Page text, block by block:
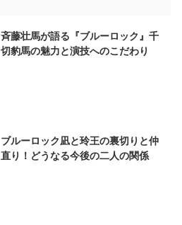
斉藤壮馬が語る『ブルーロック』千
切豹馬の魅力と演技へのこだわり
ブルーロック凪と玲王の裏切りと仲
直り！どうなる今後の二人の関係